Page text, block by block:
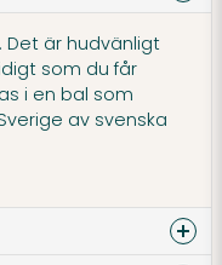
är hudvänligt
som du får
i en bal som
av svenska